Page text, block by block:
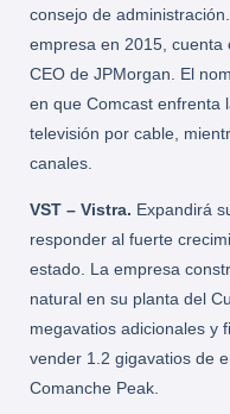
consejo de
empresa en 2015, cuenta
CEO de JPMorgan. El
en que Comcast enfrenta
televisión por cable,
canales.
VST – Vistra. Expandirá
responder al fuerte
estado. La empresa
natural en su planta del
megavatios adicionales y
vender 1.2 gigavatios de
Comanche Peak.